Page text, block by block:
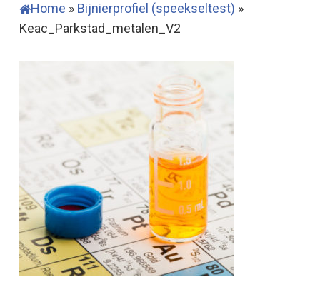
Home » Bijnierprofiel (speekseltest) »
Keac_Parkstad_metalen_V2